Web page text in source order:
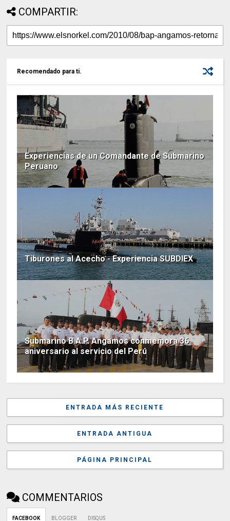
COMPARTIR:
Recomendado para ti.
Experiencias de un Comandante de Submarino
Peruano
Tiburones al Acecho - Experiencia SUBDIEX
Submarino B.A.P. Angamos conmemora 36
aniversario al servicio del Perú
ENTRADA MÁS RECIENTE
ENTRADA ANTIGUA
PÁGINA PRINCIPAL
COMMENTARIOS
FACEBOOK BLOGGER DISQUS